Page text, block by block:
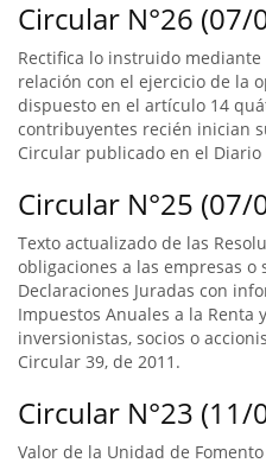
Circular N°26 (07/
Rectifica lo instruido mediante
relación con el ejercicio de la
dispuesto en el artículo 14
contribuyentes recién inician
Circular publicado en el Diario
Circular N°25 (07/
Texto actualizado de las
obligaciones a las empresas o
Declaraciones Juradas con
Impuestos Anuales a la Renta
inversionistas, socios o
Circular 39, de 2011.
Circular N°23 (11/
Valor de la Unidad de